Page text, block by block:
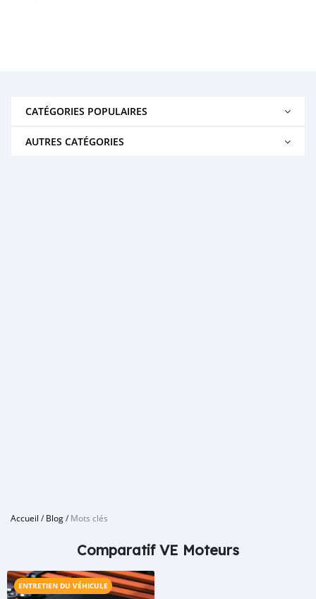
CATÉGORIES POPULAIRES
AUTRES CATÉGORIES
Accueil /Blog/Mots clés
Comparatif VE Moteurs
ENTRETIEN DU VÉHICULE